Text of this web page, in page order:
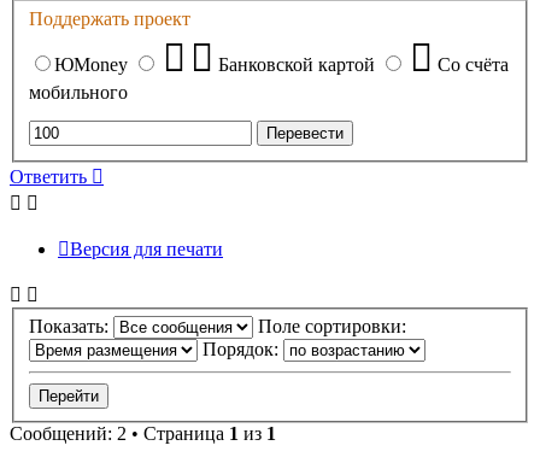
Поддержать проект
ЮMoney Банковской картой
Со счёта
мобильного
Ответить
Версия для печати
Показать:
Поле сортировки:
Порядок:
Сообщений: 2 • Страница 1 из 1